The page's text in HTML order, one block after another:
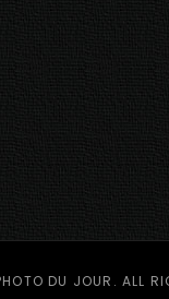
DU JOUR . ALL